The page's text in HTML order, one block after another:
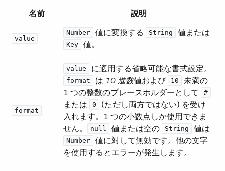
名前 説明
value
Number ​ 値に変換する ​ String ​ 値または ​
Key ​ 値。
format
value ​ に適用する省略可能な書式設定。 ​
format ​ は ​ 10 進数​値および ​ 10
​ 未満の
1 つの整数のプレースホルダーとして ​
#
または ​
0
​ (ただし両方ではない) を受け
入れます。1 つの小数点しか使用できま
せん。​
null ​ 値または空の ​ String ​ 値は ​
Number
​ 値に対して無効です。他の文字
を使用するとエラーが発生します。